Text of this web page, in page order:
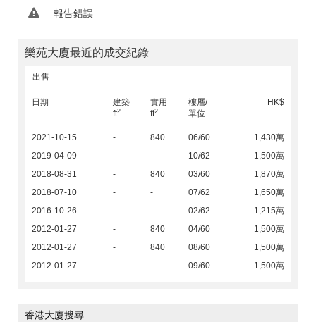
報告錯誤
樂苑大廈最近的成交紀錄
出售
日期
建築
ft2
實用
ft2
樓層/
單位
HK$
2021-10-15 - 840 06/60
1,430萬
2019-04-09
- - 10/62
1,500萬
2018-08-31
- 840 03/60
1,870萬
2018-07-10
- - 07/62
1,650萬
2016-10-26
- - 02/62
1,215萬
2012-01-27
- 840 04/60
1,500萬
2012-01-27
- 840 08/60
1,500萬
2012-01-27
- - 09/60 1,500萬
香港大廈搜尋